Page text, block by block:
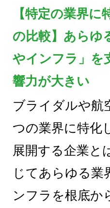
【特定の業界に
の比較】あらゆ
やインフラ」を
響力が大きい
ブライダルや航
つの業界に特化
展開する企業と
じてあらゆる業
ンフラを根底か